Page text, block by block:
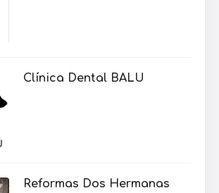
Clínica Dental BALU
Reformas Dos Hermanas